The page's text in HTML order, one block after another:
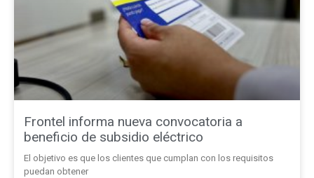
Frontel informa nueva convocatoria a
beneficio de subsidio eléctrico
El objetivo es que los clientes que cumplan con los requisitos
puedan obtener